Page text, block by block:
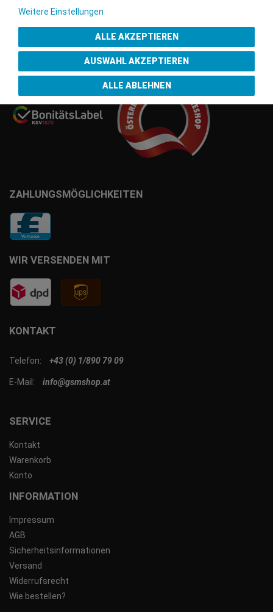
SERVICE
Kontakt
Warenkorb
Konto
INFORMATION
Impressum
AGB
Sicherheitsinformationen
Versand
Widerrufsrecht
Wie bestellen?
KONTAKT
Telefon: +43 (0) 1/890 79 09
E-Mail: info@gsmshop.at
ZAHLUNGSMÖGLICHKEITEN
WIR VERSENDEN MIT
Gütesiegel
Weitere Einstellungen
ALLE AKZEPTIEREN
AUSWAHL AKZEPTIEREN
ALLE ABLEHNEN